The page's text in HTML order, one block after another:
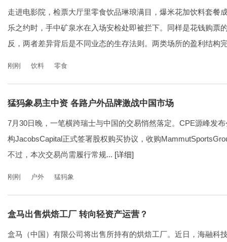
走进电影院，检票大厅里零食饮品琳琅满目，爆米花加饮料套餐
乐之约时，手中矿泉水在入场安检处即被拦下。同样是花钱购票
反，两者差异背后是不同业态的生存法则。两类场所的盈利结构
刚刚 饮料 零食
猛犸象易主中资 各路户外品牌激战中国市场
7月30日晚，一笔横跨瑞士与中国的交易悄然落定。CPE源峰发
构JacobsCapital正式签署股权购买协议，收购
不过，本次交易尚需履行常规... [详细]
刚刚 户外 猛犸象
盒马出售烘焙工厂 转向轻资产运营？
盒马（中国）有限公司将出售所持有的烘焙工厂。近日，海融科